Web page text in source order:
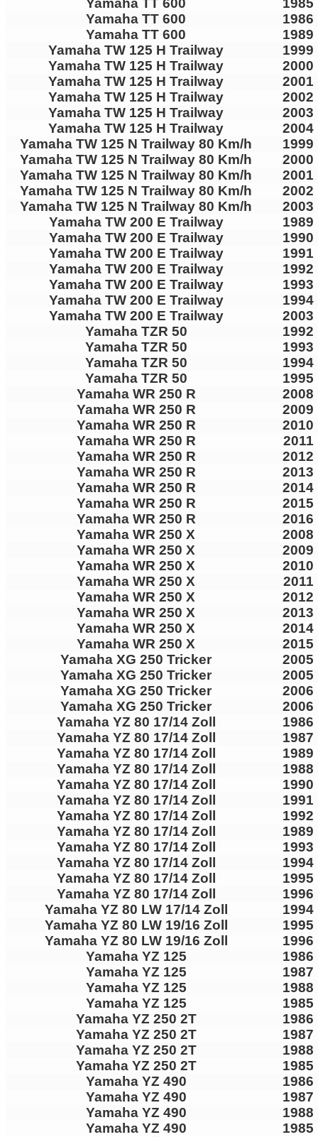
Yamaha TT 600
1985
Yamaha TT 600
1986
Yamaha TT 600
1989
Yamaha TW 125 H Trailway
1999
Yamaha TW 125 H Trailway
2000
Yamaha TW 125 H Trailway
2001
Yamaha TW 125 H Trailway
2002
Yamaha TW 125 H Trailway
2003
Yamaha TW 125 H Trailway
2004
Yamaha TW 125 N Trailway 80 Km/h
1999
Yamaha TW 125 N Trailway 80 Km/h
2000
Yamaha TW 125 N Trailway 80 Km/h
2001
Yamaha TW 125 N Trailway 80 Km/h
2002
Yamaha TW 125 N Trailway 80 Km/h
2003
Yamaha TW 200 E Trailway
1989
Yamaha TW 200 E Trailway
1990
Yamaha TW 200 E Trailway
1991
Yamaha TW 200 E Trailway
1992
Yamaha TW 200 E Trailway
1993
Yamaha TW 200 E Trailway
1994
Yamaha TW 200 E Trailway
2003
Yamaha TZR 50
1992
Yamaha TZR 50
1993
Yamaha TZR 50
1994
Yamaha TZR 50
1995
Yamaha WR 250 R
2008
Yamaha WR 250 R
2009
Yamaha WR 250 R
2010
Yamaha WR 250 R
2011
Yamaha WR 250 R
2012
Yamaha WR 250 R
2013
Yamaha WR 250 R
2014
Yamaha WR 250 R
2015
Yamaha WR 250 R
2016
Yamaha WR 250 X
2008
Yamaha WR 250 X
2009
Yamaha WR 250 X
2010
Yamaha WR 250 X
2011
Yamaha WR 250 X
2012
Yamaha WR 250 X
2013
Yamaha WR 250 X
2014
Yamaha WR 250 X
2015
Yamaha XG 250 Tricker
2005
Yamaha XG 250 Tricker
2005
Yamaha XG 250 Tricker
2006
Yamaha XG 250 Tricker
2006
Yamaha YZ 80 17/14 Zoll
1986
Yamaha YZ 80 17/14 Zoll
1987
Yamaha YZ 80 17/14 Zoll
1989
Yamaha YZ 80 17/14 Zoll
1988
Yamaha YZ 80 17/14 Zoll
1990
Yamaha YZ 80 17/14 Zoll
1991
Yamaha YZ 80 17/14 Zoll
1992
Yamaha YZ 80 17/14 Zoll
1989
Yamaha YZ 80 17/14 Zoll
1993
Yamaha YZ 80 17/14 Zoll
1994
Yamaha YZ 80 17/14 Zoll
1995
Yamaha YZ 80 17/14 Zoll
1996
Yamaha YZ 80 LW 17/14 Zoll
1994
Yamaha YZ 80 LW 19/16 Zoll
1995
Yamaha YZ 80 LW 19/16 Zoll
1996
Yamaha YZ 125
1986
Yamaha YZ 125
1987
Yamaha YZ 125
1988
Yamaha YZ 125
1985
Yamaha YZ 250 2T
1986
Yamaha YZ 250 2T
1987
Yamaha YZ 250 2T
1988
Yamaha YZ 250 2T
1985
Yamaha YZ 490
1986
Yamaha YZ 490
1987
Yamaha YZ 490
1988
Yamaha YZ 490
1985